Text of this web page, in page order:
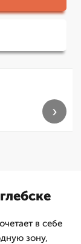
›
в себе
зону,